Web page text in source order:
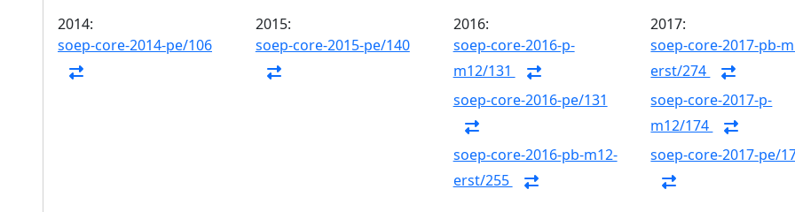
2014:
soep-core-2014-pe/106
2015:
soep-core-2015-pe/140
2016:
soep-core-2016-p-
m12/131
soep-core-2016-pe/131
soep-core-2016-pb-m12-
erst/255
2017:
soep-core-2017-pb-
erst/274
soep-core-2017-p-
m12/174
soep-core-2017-pe/